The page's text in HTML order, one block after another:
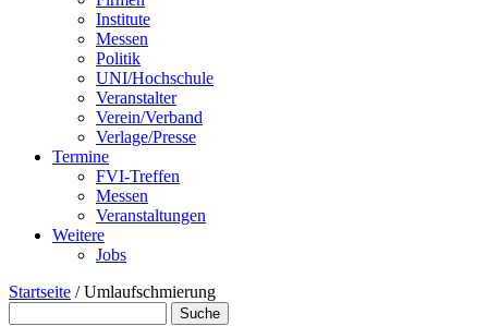
Institute
Messen
Politik
UNI/Hochschule
Veranstalter
Verein/Verband
Verlage/Presse
Termine
FVI-Treffen
Messen
Veranstaltungen
Weitere
Jobs
Startseite /Umlaufschmierung